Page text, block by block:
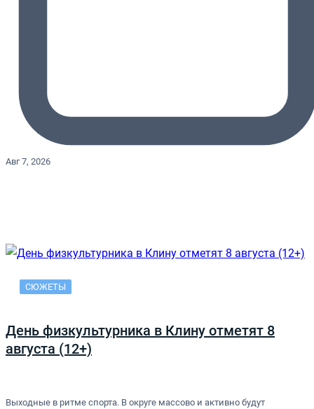
Авг 7, 2026
СЮЖЕТЫ
День физкультурника в Клину отметят 8
августа (12+)
Выходные в ритме спорта. В округе массово и активно будут